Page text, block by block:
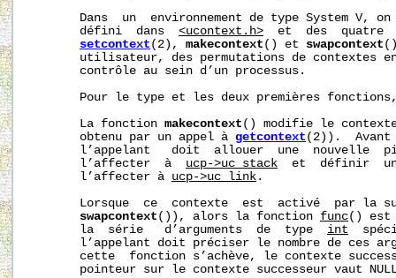
Dans  un  environnement de type System V,
       défini  dans
<ucontext.h>
et  des
setcontext (2), makecontext () et swapcontext
utilisateur, des permutations de contextes
       contrôle au sein d’un processus.
Pour le type et les deux premières
       La fonction
makecontext () modifie le
       obtenu par un appel à
getcontext (2)).
l’appelant   doit  allouer  une  nouvelle
       l’affecter  à
ucp->uc_stack
et  définir
       l’affecter à
ucp->uc_link .
Lorsque  ce  contexte  est  activé  par la
swapcontext ()), alors la fonction func() est
       la  série   d’arguments  de  type
int
l’appelant doit préciser le nombre de ces
cette  fonction s’achève, le contexte
pointeur sur le contexte successeur vaut